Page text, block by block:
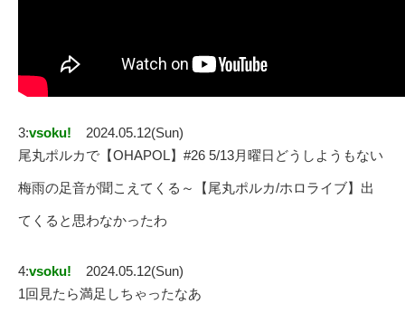
3:vsoku!
2024.05.12(Sun)
尾丸ポルカで【OHAPOL】#26 5/13月曜日どうしようもない
梅雨の足音が聞こえてくる～【尾丸ポルカ/ホロライブ】出
てくると思わなかったわ
4:vsoku!
2024.05.12(Sun)
1回見たら満足しちゃったなあ